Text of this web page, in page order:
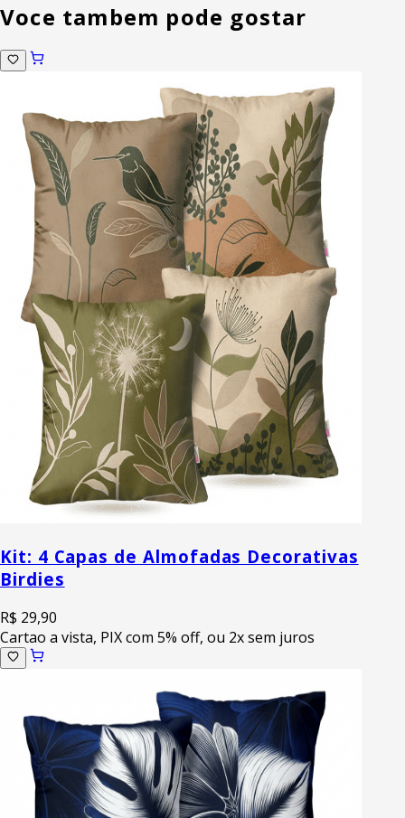
Voce tambem pode gostar
Kit: 4 Capas de Almofadas Decorativas
Birdies
R$ 29,90
Cartao a vista, PIX com 5% off, ou 2x sem juros